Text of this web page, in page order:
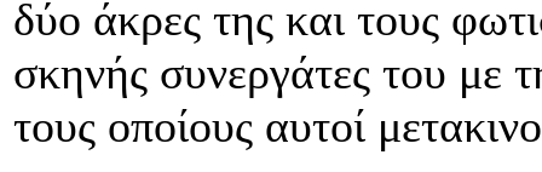
δύο άκρες της και τους
σκηνής συνεργάτες του με
τους οποίους αυτοί